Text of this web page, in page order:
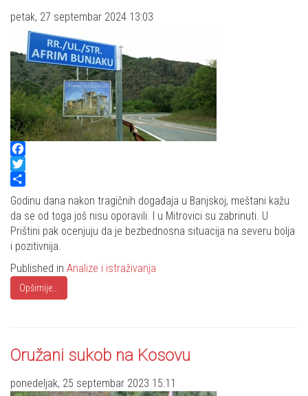
petak, 27 septembar 2024 13:03
Facebook
Twitter
Share
Godinu dana nakon tragičnih događaja u Banjskoj, meštani kažu
da se od toga još nisu oporavili. I u Mitrovici su zabrinuti. U
Prištini pak ocenjuju da je bezbednosna situacija na severu bolja
i pozitivnija.
Published in Analize i istraživanja
Opširnije...
Oružani sukob na Kosovu
ponedeljak, 25 septembar 2023 15:11